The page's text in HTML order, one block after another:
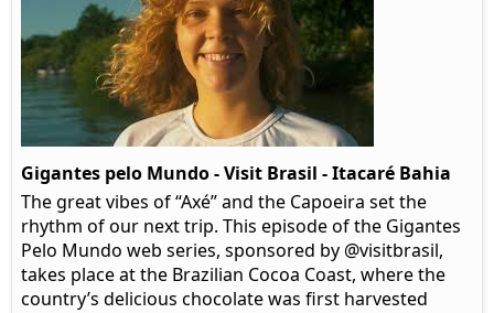
Gigantes pelo Mundo - Visit Brasil - Itacaré Bahia
The great vibes of “Axé” and the Capoeira set the
rhythm of our next trip. This episode of the Gigantes
Pelo Mundo web series, sponsored by @visitbrasil,
takes place at the Brazilian Cocoa Coast, where the
country’s delicious chocolate was first harvested